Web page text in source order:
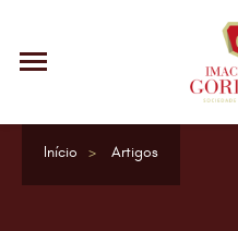
Início Artigos